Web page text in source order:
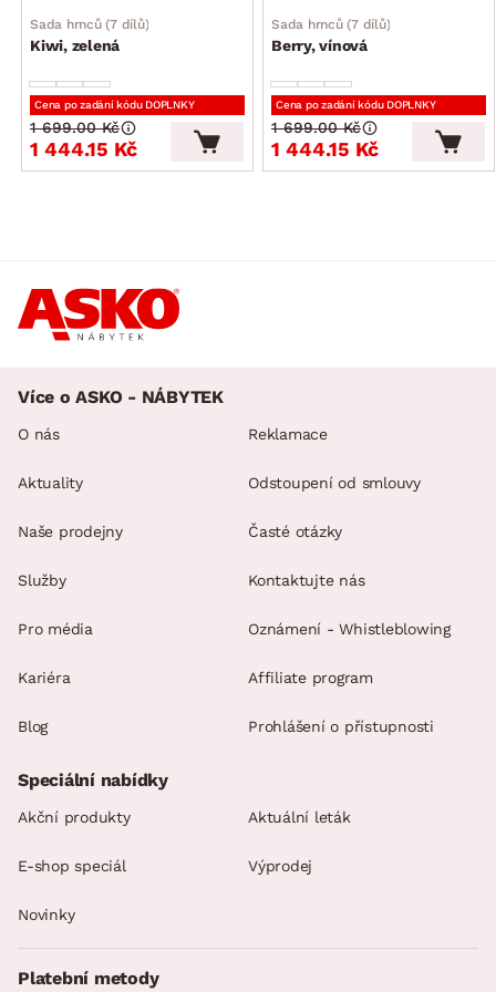
1 x hrnec 5,2 l s poklicí (průměr: 24 cm)
1 x rendlík 1,5 l (průměr: 16 cm)
Sada hrnců (7 dílů)
Kiwi, zelená
Cena po zadání kódu DOPLNKY
1 444.15 Kč
1 699.00 Kč
Sada hrnců (7 dílů)
Berry, vínová
Cena po zadání kódu DOPLNKY
1 444.15 Kč
1 699.00 Kč
Více o ASKO - NÁBYTEK
O nás
Aktuality
Naše prodejny
Služby
Pro média
Kariéra
Blog
Reklamace
Odstoupení od smlouvy
Časté otázky
Kontaktujte nás
Oznámení - Whistleblowing
Affiliate program
Prohlášení o přístupnosti
Speciální nabídky
Akční produkty Aktuální leták
E-shop speciál Výprodej
Novinky
Platební metody